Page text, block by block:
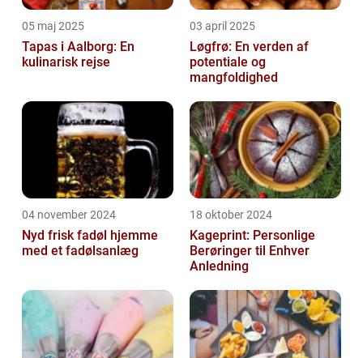
05 maj 2025
Tapas i Aalborg: En
kulinarisk rejse
03 april 2025
Løgfrø: En verden af
potentiale og
mangfoldighed
04 november 2024
Nyd frisk fadøl hjemme
med et fadølsanlæg
18 oktober 2024
Kageprint: Personlige
Berøringer til Enhver
Anledning